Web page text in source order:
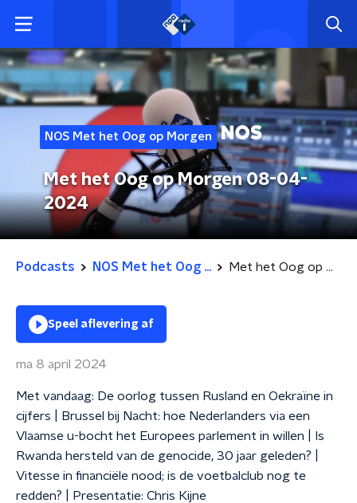
NOS Met het Oog op Morgen
Met het Oog op Morgen 08-04-
2024
Podcasts NOS Met het Oog ... Met het Oog op Morgen 08-04-2024
Speel aflevering af
ma 8 april 2024
Met vandaag: De oorlog tussen Rusland en Oekraïne in
cijfers | Brussel bij Nacht: hoe Nederlanders via een
Vlaamse u-bocht het Europees parlement in willen | Is
Rwanda hersteld van de genocide, 30 jaar geleden? |
Vitesse in financiële nood; is de voetbalclub nog te
redden? | Presentatie: Chris Kijne